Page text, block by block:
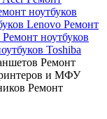
ноутбуков
Lenovo Ремонт
Ремонт ноутбуков
Toshiba
Ремонт
и МФУ
Ремонт